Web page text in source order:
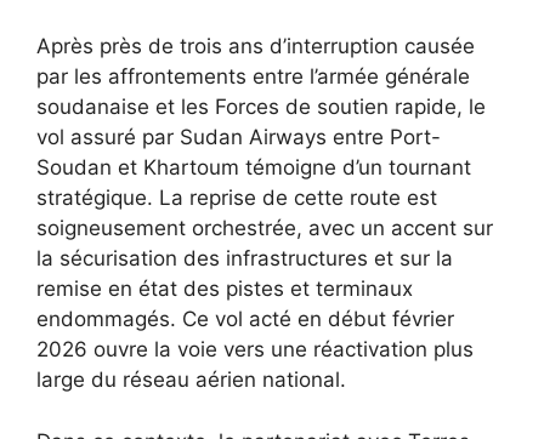
Après près de trois ans d’interruption causée
par les affrontements entre l’armée générale
soudanaise et les Forces de soutien rapide, le
vol assuré par Sudan Airways entre Port-
Soudan et Khartoum témoigne d’un tournant
stratégique. La reprise de cette route est
soigneusement orchestrée, avec un accent sur
la sécurisation des infrastructures et sur la
remise en état des pistes et terminaux
endommagés. Ce vol acté en début février
2026 ouvre la voie vers une réactivation plus
large du réseau aérien national.